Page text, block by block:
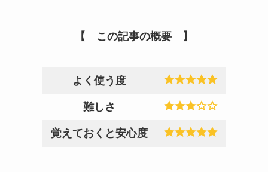
【 この記事の概要 】
よく使う度
難しさ
覚えておくと安心度